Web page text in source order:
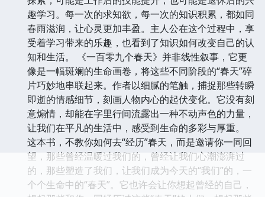
趣学习。每一次的求知欲，每一次的知识积累，都如同
春雨滋润，让心灵更加丰盈。主人公在这个过程中，享
受着学习带来的乐趣，也看到了知识如何改变自己的认
知和生活。 《一百零九个春天》并非线性叙事，它更
像是一幅斑斓的生命画卷，将这些不同阶段的“春天”碎
片巧妙地串联起来。作者以细腻的笔触，捕捉那些转瞬
即逝的情感细节，刻画人物内心的起伏变化。它没有刻
意煽情，却能在字里行间流露出一种不动声色的力量，
让我们在平凡的生活中，感受到生命的多彩与厚重。
这本书，不教你如何去“经历”春天，而是邀请你一同回
望，那些曾经温暖过我们的，曾经让我们心潮澎湃过
的，那些塑造了我们，让我们成为今天的“我们”的，一
个个生命中的“春天”。它也许会让你想起曾经的自己，